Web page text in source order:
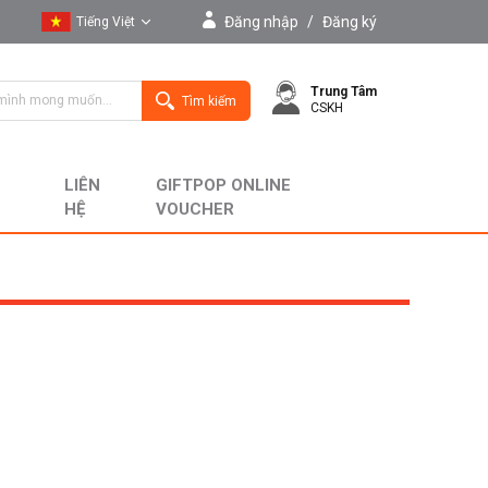
Tiếng Việt
English
Đăng nhập / Đăng ký
Tìm kiếm
Trung Tâm
CSKH
LIÊN
HỆ
GIFTPOP ONLINE
VOUCHER